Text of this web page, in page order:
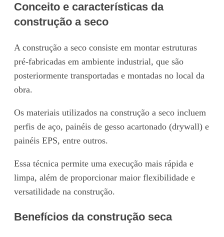
Conceito e características da
construção a seco
A construção a seco consiste em montar estruturas
pré-fabricadas em ambiente industrial, que são
posteriormente transportadas e montadas no local da
obra.
Os materiais utilizados na construção a seco incluem
perfis de aço, painéis de gesso acartonado (drywall) e
painéis EPS, entre outros.
Essa técnica permite uma execução mais rápida e
limpa, além de proporcionar maior flexibilidade e
versatilidade na construção.
Benefícios da construção seca